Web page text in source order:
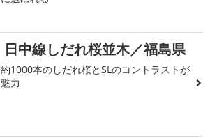
日中線しだれ桜並木／福島県
約1000本のしだれ桜とSLのコントラストが
魅力